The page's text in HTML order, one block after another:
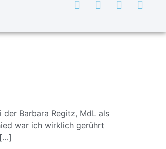
Barbara Regitz, MdL als
war ich wirklich gerührt